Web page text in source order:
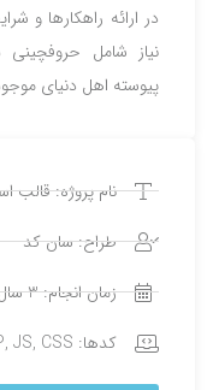
در ارائه راهکارها و
نیاز شامل
پیوسته اهل دنیای
نام پروژه: قالب
طراح: سان کد
زمان انجام: 3 سال
کدها: PHP, JS, CSS